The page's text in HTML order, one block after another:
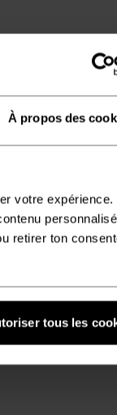
À propos des
votre expérience.
retirer ton
tous les